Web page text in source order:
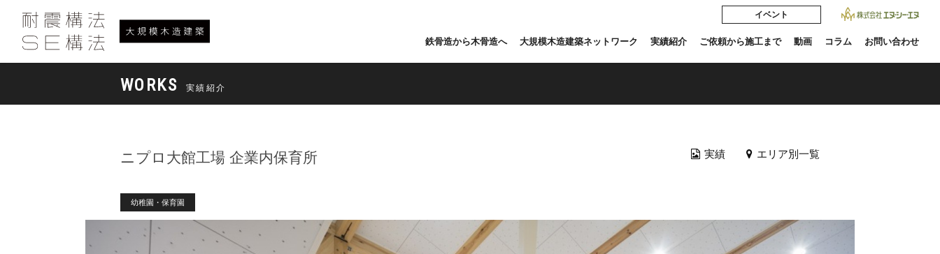
イベント
鉄骨造から木骨造へ 大規模木造建築ネットワーク 実績紹介 ご依頼から施工まで 動画 コラム お問い合わせ
WORKS 実績紹介
ニプロ大館工場 企業内保育所 実績 エリア別一覧
幼稚園・保育園